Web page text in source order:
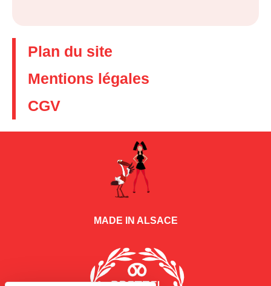
Plan du site
Mentions légales
CGV
MADE IN ALSACE